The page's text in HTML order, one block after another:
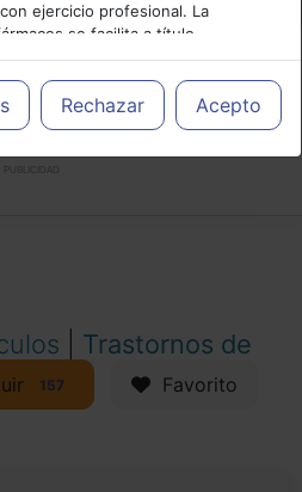
ejercicio profesional. La
se facilita a título
responsabilidad de los
medicamentos y decidir, en
más adecuado a las
Rechazar Acepto
Trastornos de
157 Favorito